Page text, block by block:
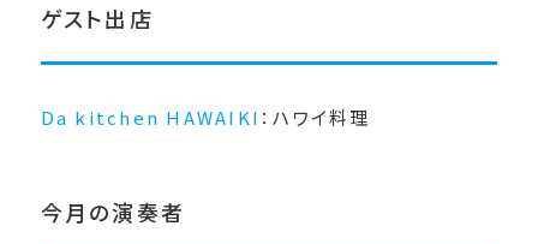
ゲスト出店
Da kitchen HAWAIKI ：ハワイ料理
今月の演奏者